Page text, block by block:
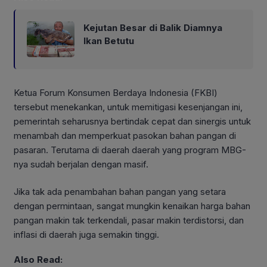
Kejutan Besar di Balik Diamnya
Ikan Betutu
Ketua Forum Konsumen Berdaya Indonesia (FKBI)
tersebut menekankan, untuk memitigasi kesenjangan ini,
pemerintah seharusnya bertindak cepat dan sinergis untuk
menambah dan memperkuat pasokan bahan pangan di
pasaran. Terutama di daerah daerah yang program MBG-
nya sudah berjalan dengan masif.
Jika tak ada penambahan bahan pangan yang setara
dengan permintaan, sangat mungkin kenaikan harga bahan
pangan makin tak terkendali, pasar makin terdistorsi, dan
inflasi di daerah juga semakin tinggi.
Also Read: